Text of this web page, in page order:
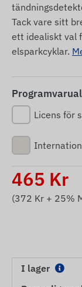
Tack vare sitt
ett idealiskt val
elsparkcyklar.
Licens för
465 Kr
(372 Kr + 25%
I lager